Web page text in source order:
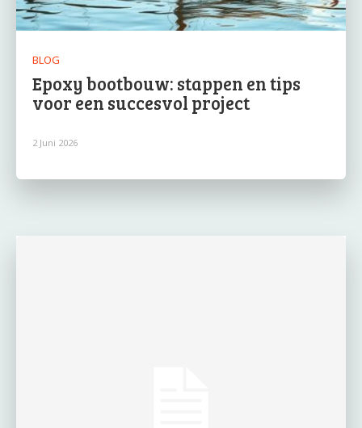
BLOG
Epoxy bootbouw: stappen en tips
voor een succesvol project
2 Juni 2026